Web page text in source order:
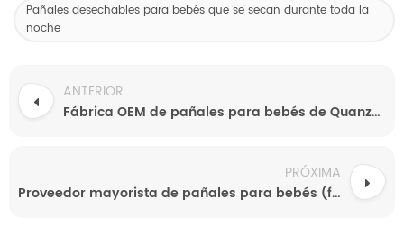
Pañales desechables para bebés que se secan durante toda la
noche
ANTERIOR
Fábrica OEM de pañales para bebés de Quanzhou
PRÓXIMA
Proveedor mayorista de pañales para bebés (fabricante de equipos originales)